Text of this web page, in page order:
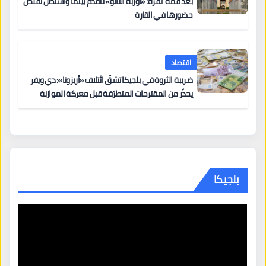
حضورها في القارة
اقتصاد
ضريبة الثروة في بلجيكا تشقّ ائتلاف «أريزونا»: دي ويفر
يحذّر من المقترحات المتطرّفة قبل معركة الموازنة
بلجيكا